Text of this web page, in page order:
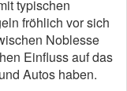
typischen
fröhlich vor sich
Noblesse
Einfluss auf das
Autos haben.